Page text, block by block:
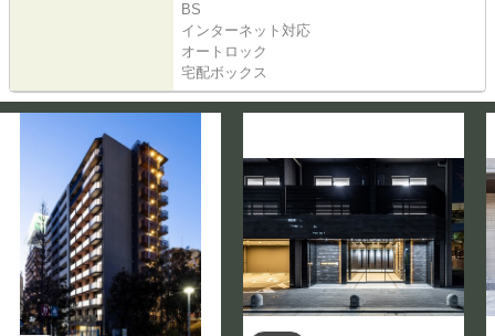
BS
インターネット対応
オートロック
宅配ボックス